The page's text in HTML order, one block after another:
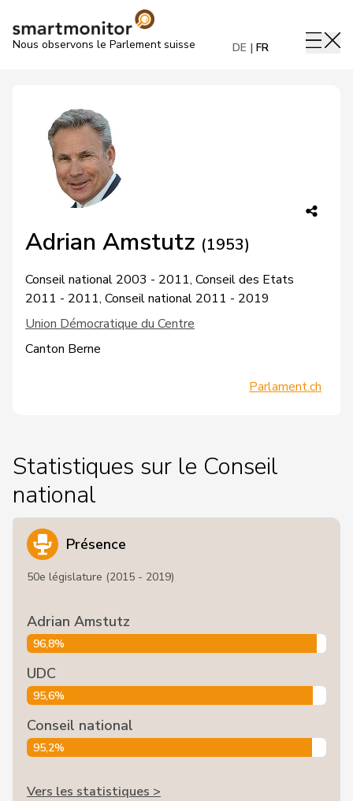
Nous observons le Parlement suisse DE FR
Adrian Amstutz (1953)
Conseil national 2003 - 2011, Conseil des Etats
2011 - 2011, Conseil national 2011 - 2019
Union Démocratique du Centre
Canton Berne
Parlament.ch
Statistiques sur le Conseil
national
Présence
50e législature (2015 - 2019)
Adrian Amstutz
96,8%
UDC
95,6%
Conseil national
95,2%
Vers les statistiques >